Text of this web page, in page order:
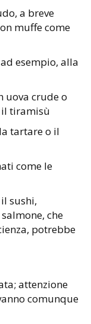
a breve
muffe come
esempio, alla
uova crude o
tiramisù
tartare o il
come le
sushi,
che
potrebbe
attenzione
comunque